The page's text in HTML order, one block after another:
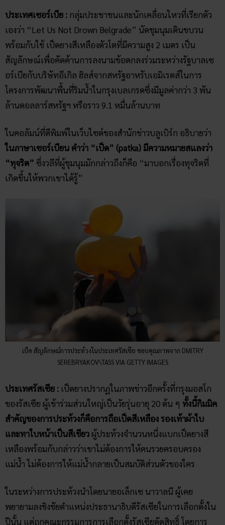
ประเทศเซอร์เบีย : กลุ่มประชาชนและนักเคลื่อนไหวที่เรียกตัว
เองว่า “Let Us Not Drown Belgrade” นัดชุมนุมเดินขบวน
พร้อมกับใช้ เป็ดยางสีเหลืองตัวโตที่มีความสูง 2 เมตร เป็น
สัญลักษณ์เพื่อคัดค้านการลงนามข้อตกลงร่วมระหว่างรัฐบาลเซ
อร์เบียกับบริษัทอีเกิล ฮิลส์จากสหรัฐอาหรับเอมิเรตส์ในการ
โครงการพัฒนาพื้นที่ริมน้ำในกรุงเบลเกรดซึ่งมีมูลค่ากว่า 3 พัน
ล้านดอลลาร์สหรัฐฯ หรือราว 9.1 หมื่นล้านบาท
ในคอลัมน์ที่ตีพิมพ์ในเว็บไซต์ของสำนักข่าวบลูเบิร์ก อธิบายว่า
ในภาษาเซอร์เบียน คำว่า “เป็ด” (patka) มีความหมายสแลงว่า
“ทุจริต” ซึ่งวลีที่ผู้ชุมนุมมักกล่าวถึงก็คือ “มาบอกเรื่องทุจริตที่
เกิดขึ้นให้พวกเขาได้รู้”
เป็ด สัญลักษณ์การประท้วงในประเทศรัสเซีย ขอบคุณภาพจาก DMITRY
SEREBRYAKOV\TASS VIA GETTY IMAGES
ประเทศรัสเซีย : เป็ดยางปรากฏในภาพข่าวอีกครั้งที่กรุงมอสโก
ของรัสเซีย ผู้เข้าร่วมส่วนใหญ่เป็นวัยรุ่นอายุ 20 ต้น ๆ ทั้งนี้กิมมิค
สำคัญของการประท้วงก็คือการถือเป็ดสีเหลือง รองเท้าผ้าใบ
และทาใบหน้าเป็นสีเขียว ผู้ประท้วงจำนวนหนึ่งแบกเป็ดยางสี
เหลืองพร้อมกับกล่าวว่าเขาไม่ต้องการให้คนรวยครอบครอง
แม่น้ำ ไม่ต้องการให้แม่น้ำกลายเป็นสมบัติส่วนตัวของใคร
ในระหว่างการประท้วงนำโดยนายอเล็กเซ นาวาลนี ผู้เคย
พยายามลงชิงชัยตำแหน่งประธานาธิบดีรัสเซียในการเลือกตั้งใน
ปีนั้น แต่ถูกคณะกรรมการการเลือกตั้งรัสเซียตัดสิทธิ์ โดยการ